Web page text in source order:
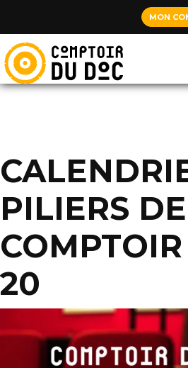
MON
PILIERS DE
20
Cookies management panel